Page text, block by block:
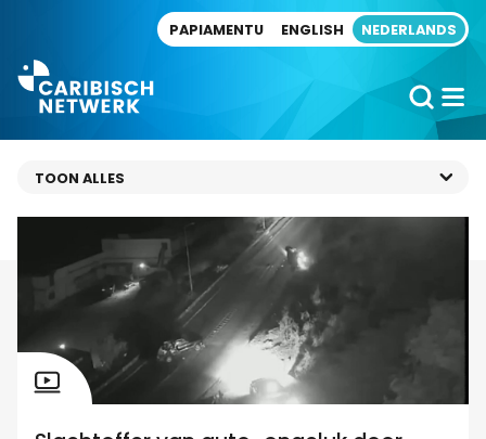
PAPIAMENTU ENGLISH NEDERLANDS